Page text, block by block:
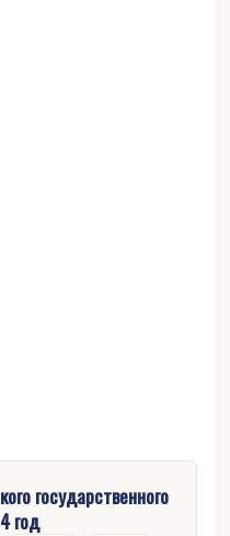
государственного
год